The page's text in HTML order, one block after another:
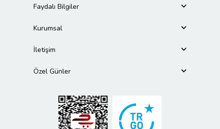
Faydalı Bilgiler
Kurumsal
İletişim
Özel Günler